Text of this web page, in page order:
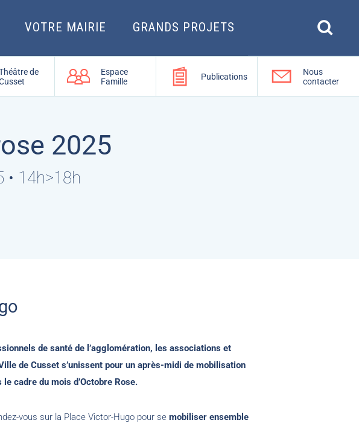
VOTRE MAIRIE GRANDS PROJETS
de
Espace
Famille
Publications
Nous
contacter
2025
14h>18h
de santé de l’agglomération, les associations et
de Cusset s’unissent pour un après-midi de mobilisation
cadre du mois d’Octobre Rose.
vous sur la Place Victor-Hugo pour semobiliser ensemble